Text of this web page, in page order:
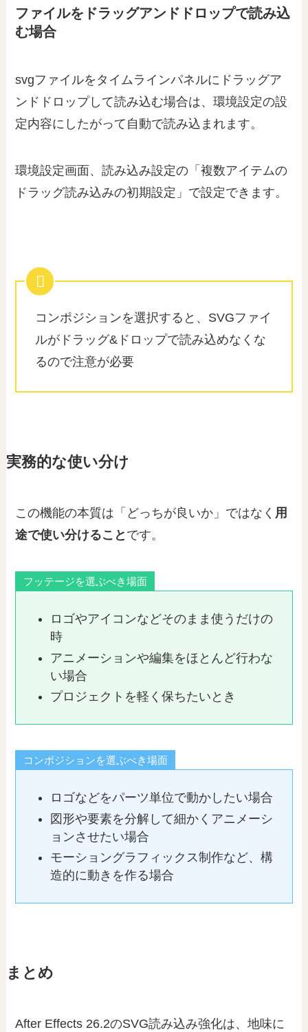
ファイルをドラッグアンドドロップで読み込
む場合
svgファイルをタイムラインパネルにドラッグア
ンドドロップして読み込む場合は、環境設定の設
定内容にしたがって自動で読み込まれます。
環境設定画面、読み込み設定の「複数アイテムの
ドラッグ読み込みの初期設定」で設定できます。
コンポジションを選択すると、SVGファイ
ルがドラッグ&ドロップで読み込めなくな
るので注意が必要
実務的な使い分け
この機能の本質は「どっちが良いか」ではなく 用
途で使い分けること です。
フッテージを選ぶべき場面
ロゴやアイコンなどそのまま使うだけの
時
アニメーションや編集をほとんど行わな
い場合
プロジェクトを軽く保ちたいとき
コンポジションを選ぶべき場面
ロゴなどをパーツ単位で動かしたい場合
図形や要素を分解して細かくアニメーシ
ョンさせたい場合
モーショングラフィックス制作など、構
造的に動きを作る場合
まとめ
After Effects 26.2のSVG読み込み強化は、地味に